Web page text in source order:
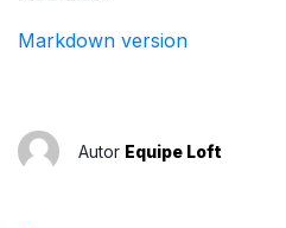
Markdown version
Autor Equipe Loft